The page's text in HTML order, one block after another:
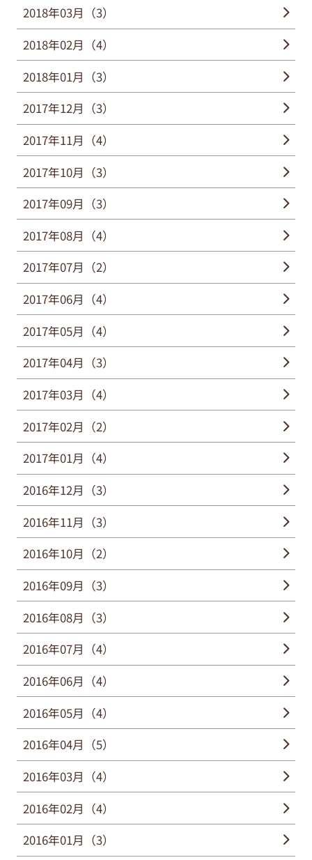
2018年03月（3）
2018年02月（4）
2018年01月（3）
2017年12月（3）
2017年11月（4）
2017年10月（3）
2017年09月（3）
2017年08月（4）
2017年07月（2）
2017年06月（4）
2017年05月（4）
2017年04月（3）
2017年03月（4）
2017年02月（2）
2017年01月（4）
2016年12月（3）
2016年11月（3）
2016年10月（2）
2016年09月（3）
2016年08月（3）
2016年07月（4）
2016年06月（4）
2016年05月（4）
2016年04月（5）
2016年03月（4）
2016年02月（4）
2016年01月（3）